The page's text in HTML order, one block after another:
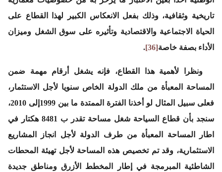
تاريخية وثقافية، وذلك بفعل الانعكاس الكبير لهذا القطاع على
الحياة الاجتماعية والاقتصادية وتأثيره على سوق الشغل وميزان
الأداء بصفة خاصة[36]
.
ونظرا لأهمية هذا القطاع، فإنه يشغل أرقام مهمة ضمن
المساحة المعبأة من ملك الدولة الخاص سنويا لأجل الاستثمار،
فعلى سبيل المثال لو أخذنا الفترة الممتدة ما بين 1999إلى 2010،
سنجد بأن قطاع السياحة شغل مساحة تقدر ب 8481 هكتار في
اطار المساحة المعبأة من طرف الدولة لأجل انجاز المشاريع
الاستثمارية، وقد تم تخصيص هذه المساحة لأجل تهيئة المحطات
الشاطئية المبرمجة في إطار المخطط الأزرق ومناطق جديدة